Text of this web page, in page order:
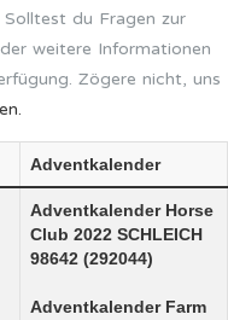
du Fragen zur
weitere Informationen
Zögere nicht, uns
Adventkalender
Adventkalender Horse
Club 2022 SCHLEICH
98642 (292044)
Adventkalender Farm